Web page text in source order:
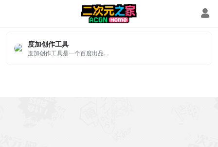
度加创作工具
度加创作工具是一个百度出品...